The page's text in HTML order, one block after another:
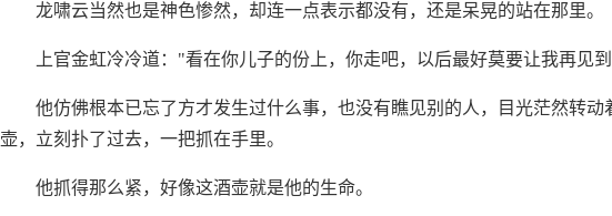
龙啸云当然也是神色惨然，却连一点表示都没有，还是呆晃的站在那里。
上官金虹冷冷道："看在你儿子的份上，你走吧，以后最好莫要让我再见
他仿佛根本已忘了方才发生过什么事，也没有瞧见别的人，目光茫然转动
壶，立刻扑了过去，一把抓在手里。
他抓得那么紧，好像这酒壶就是他的生命。